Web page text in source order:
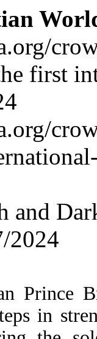
first
and
2024
Prince
in